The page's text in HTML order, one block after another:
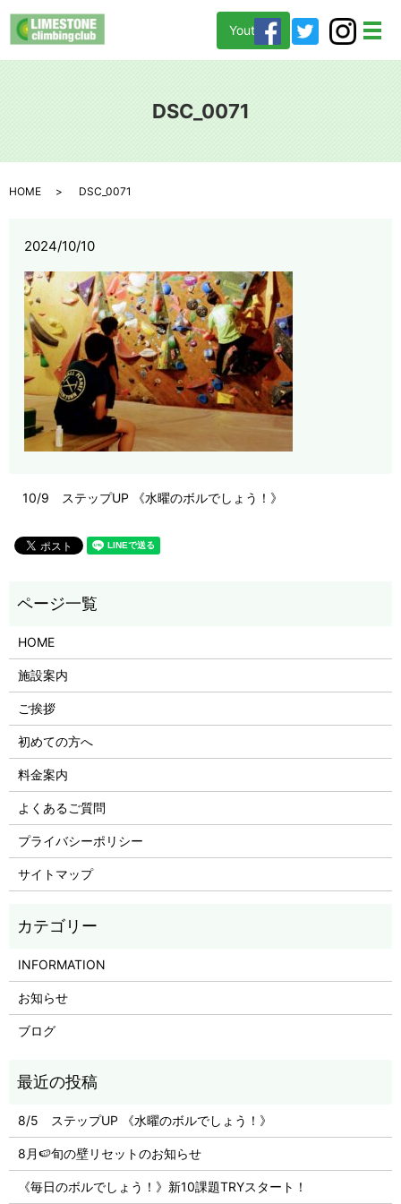
メ
Youtube
DSC_0071
HOME DSC_0071
2024/10/10
10/9 ステップUP 《水曜のボルでしょう！》
HOME
施設案内
ご挨拶
初めての方へ
料金案内
よくあるご質問
プライバシーポリシー
サイトマップ
INFORMATION
お知らせ
ブログ
8/5 ステップUP 《水曜のボルでしょう！》
8月🍉旬の壁リセットのお知らせ
《毎日のボルでしょう！》新10課題TRYスタート！